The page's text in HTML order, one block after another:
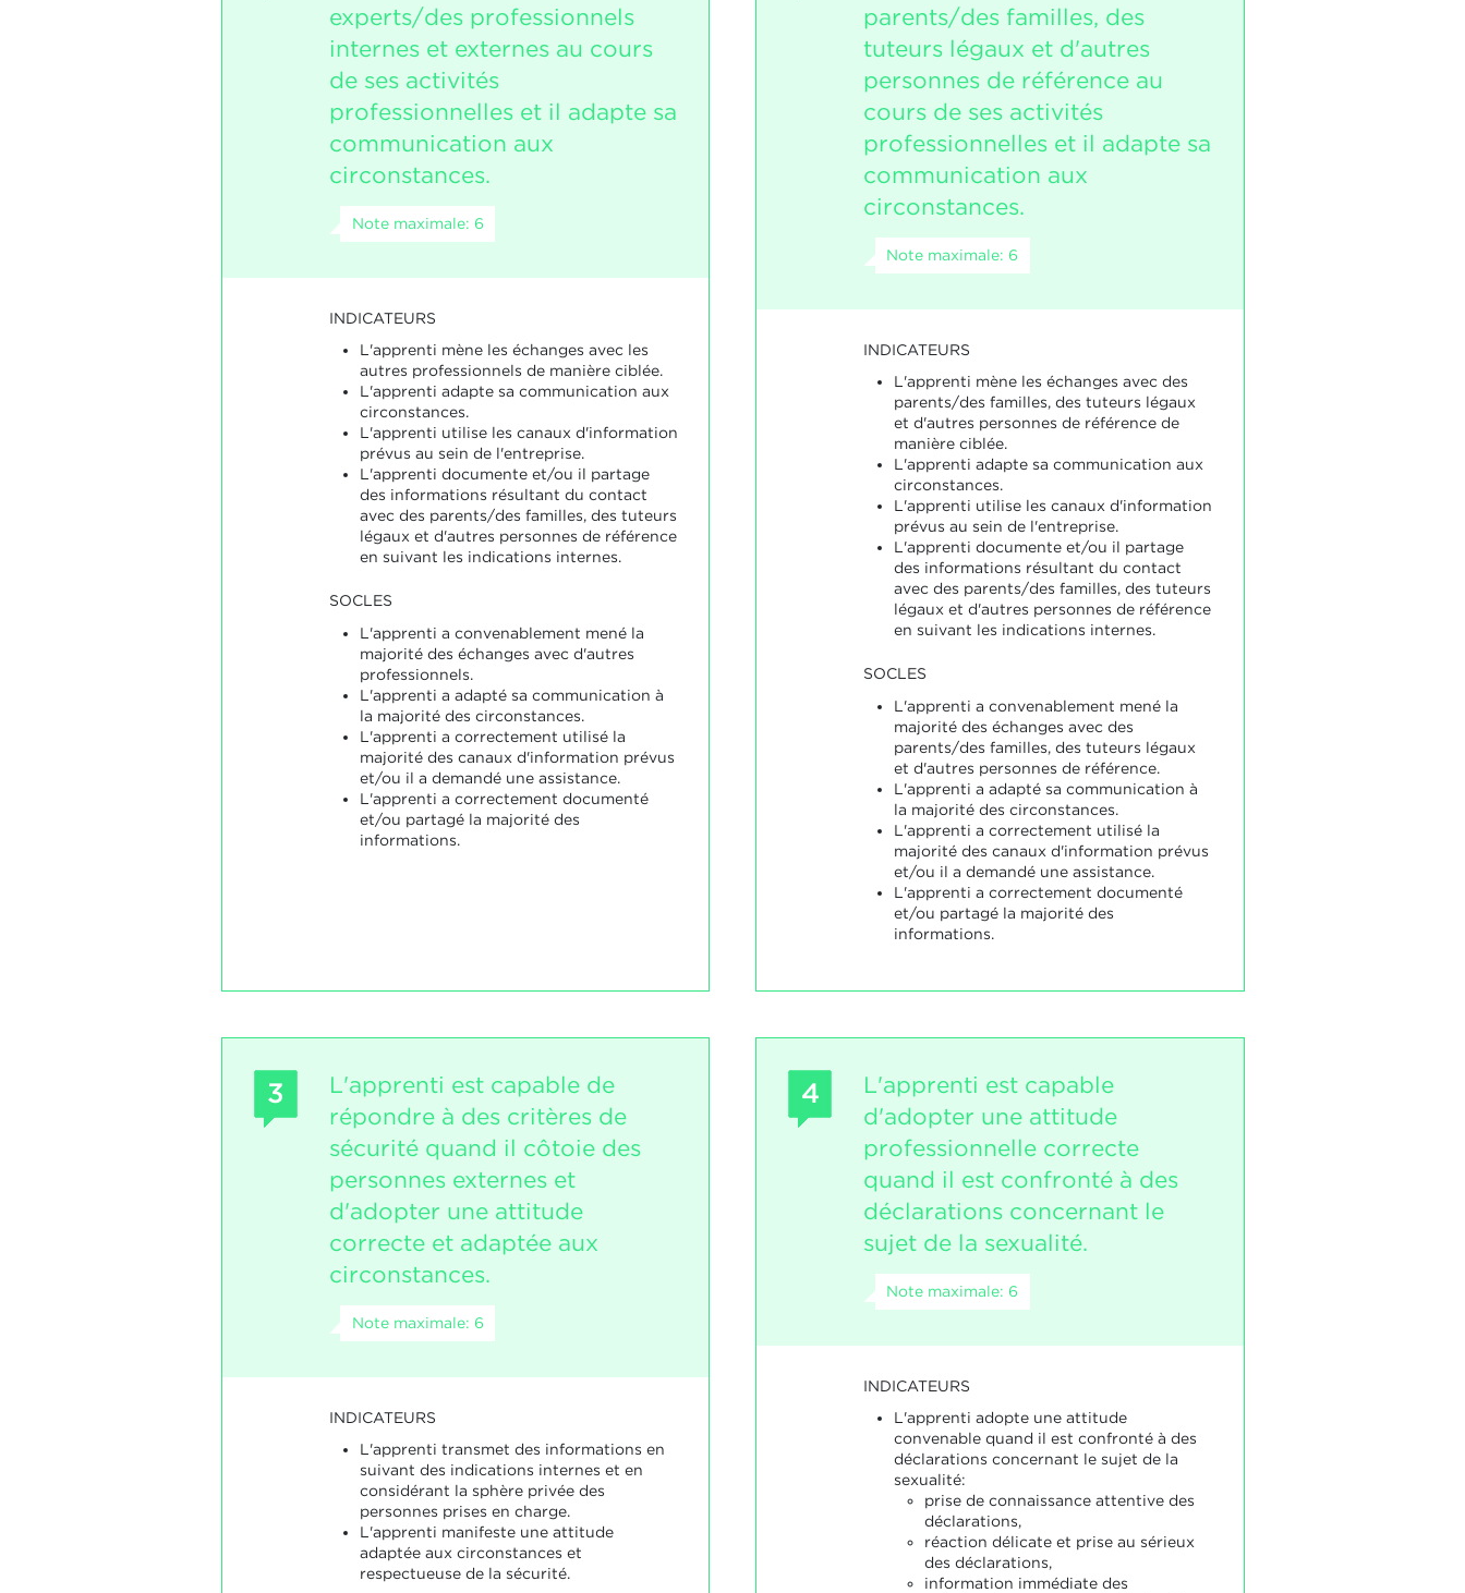
experts/des professionnels
internes et externes au cours
de ses activités
professionnelles et il adapte sa
communication aux
circonstances.
Note maximale: 6
INDICATEURS
L'apprenti mène les échanges avec les
autres professionnels de manière ciblée.
L'apprenti adapte sa communication aux
circonstances.
L'apprenti utilise les canaux d'information
prévus au sein de l'entreprise.
L'apprenti documente et/ou il partage
des informations résultant du contact
avec des parents/des familles, des tuteurs
légaux et d'autres personnes de référence
en suivant les indications internes.
SOCLES
L'apprenti a convenablement mené la
majorité des échanges avec d'autres
professionnels.
L'apprenti a adapté sa communication à
la majorité des circonstances.
L'apprenti a correctement utilisé la
majorité des canaux d'information prévus
et/ou il a demandé une assistance.
L'apprenti a correctement documenté
et/ou partagé la majorité des
informations.
parents/des familles, des
tuteurs légaux et d'autres
personnes de référence au
cours de ses activités
professionnelles et il adapte sa
communication aux
circonstances.
Note maximale: 6
INDICATEURS
L'apprenti mène les échanges avec des
parents/des familles, des tuteurs légaux
et d'autres personnes de référence de
manière ciblée.
L'apprenti adapte sa communication aux
circonstances.
L'apprenti utilise les canaux d'information
prévus au sein de l'entreprise.
L'apprenti documente et/ou il partage
des informations résultant du contact
avec des parents/des familles, des tuteurs
légaux et d'autres personnes de référence
en suivant les indications internes.
SOCLES
L'apprenti a convenablement mené la
majorité des échanges avec des
parents/des familles, des tuteurs légaux
et d'autres personnes de référence.
L'apprenti a adapté sa communication à
la majorité des circonstances.
L'apprenti a correctement utilisé la
majorité des canaux d'information prévus
et/ou il a demandé une assistance.
L'apprenti a correctement documenté
et/ou partagé la majorité des
informations.
3
L'apprenti est capable de
répondre à des critères de
sécurité quand il côtoie des
personnes externes et
d'adopter une attitude
correcte et adaptée aux
circonstances.
Note maximale: 6
INDICATEURS
L'apprenti transmet des informations en
suivant des indications internes et en
considérant la sphère privée des
personnes prises en charge.
L'apprenti manifeste une attitude
adaptée aux circonstances et
respectueuse de la sécurité.
4
L'apprenti est capable
d'adopter une attitude
professionnelle correcte
quand il est confronté à des
déclarations concernant le
sujet de la sexualité.
Note maximale: 6
INDICATEURS
L'apprenti adopte une attitude
convenable quand il est confronté à des
déclarations concernant le sujet de la
sexualité:
prise de connaissance attentive des
déclarations,
réaction délicate et prise au sérieux
des déclarations,
information immédiate des